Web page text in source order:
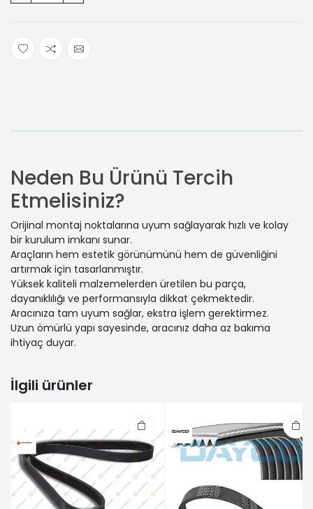
Neden Bu Ürünü Tercih
Etmelisiniz?
Orijinal montaj noktalarına uyum sağlayarak hızlı ve kolay
bir kurulum imkanı sunar.
Araçların hem estetik görünümünü hem de güvenliğini
artırmak için tasarlanmıştır.
Yüksek kaliteli malzemelerden üretilen bu parça,
dayanıklılığı ve performansıyla dikkat çekmektedir.
Aracınıza tam uyum sağlar, ekstra işlem gerektirmez.
Uzun ömürlü yapı sayesinde, aracınız daha az bakıma
ihtiyaç duyar.
İlgili ürünler